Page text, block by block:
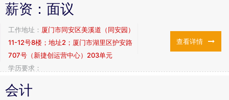
薪资： 面议
工作地址： 厦门市同安区美溪道（同安园）
11-12号8楼；地址2；厦门市湖里区护安路
707号（新捷创运营中心）203单元
学历要求：
查看详情
会计